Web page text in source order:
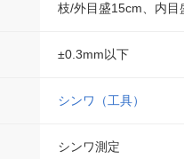
枝/外目盛15cm、内
±0.3mm以下
シンワ（工具）
シンワ測定